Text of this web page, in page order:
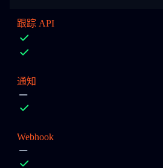
跟踪 API
通知
Webhook